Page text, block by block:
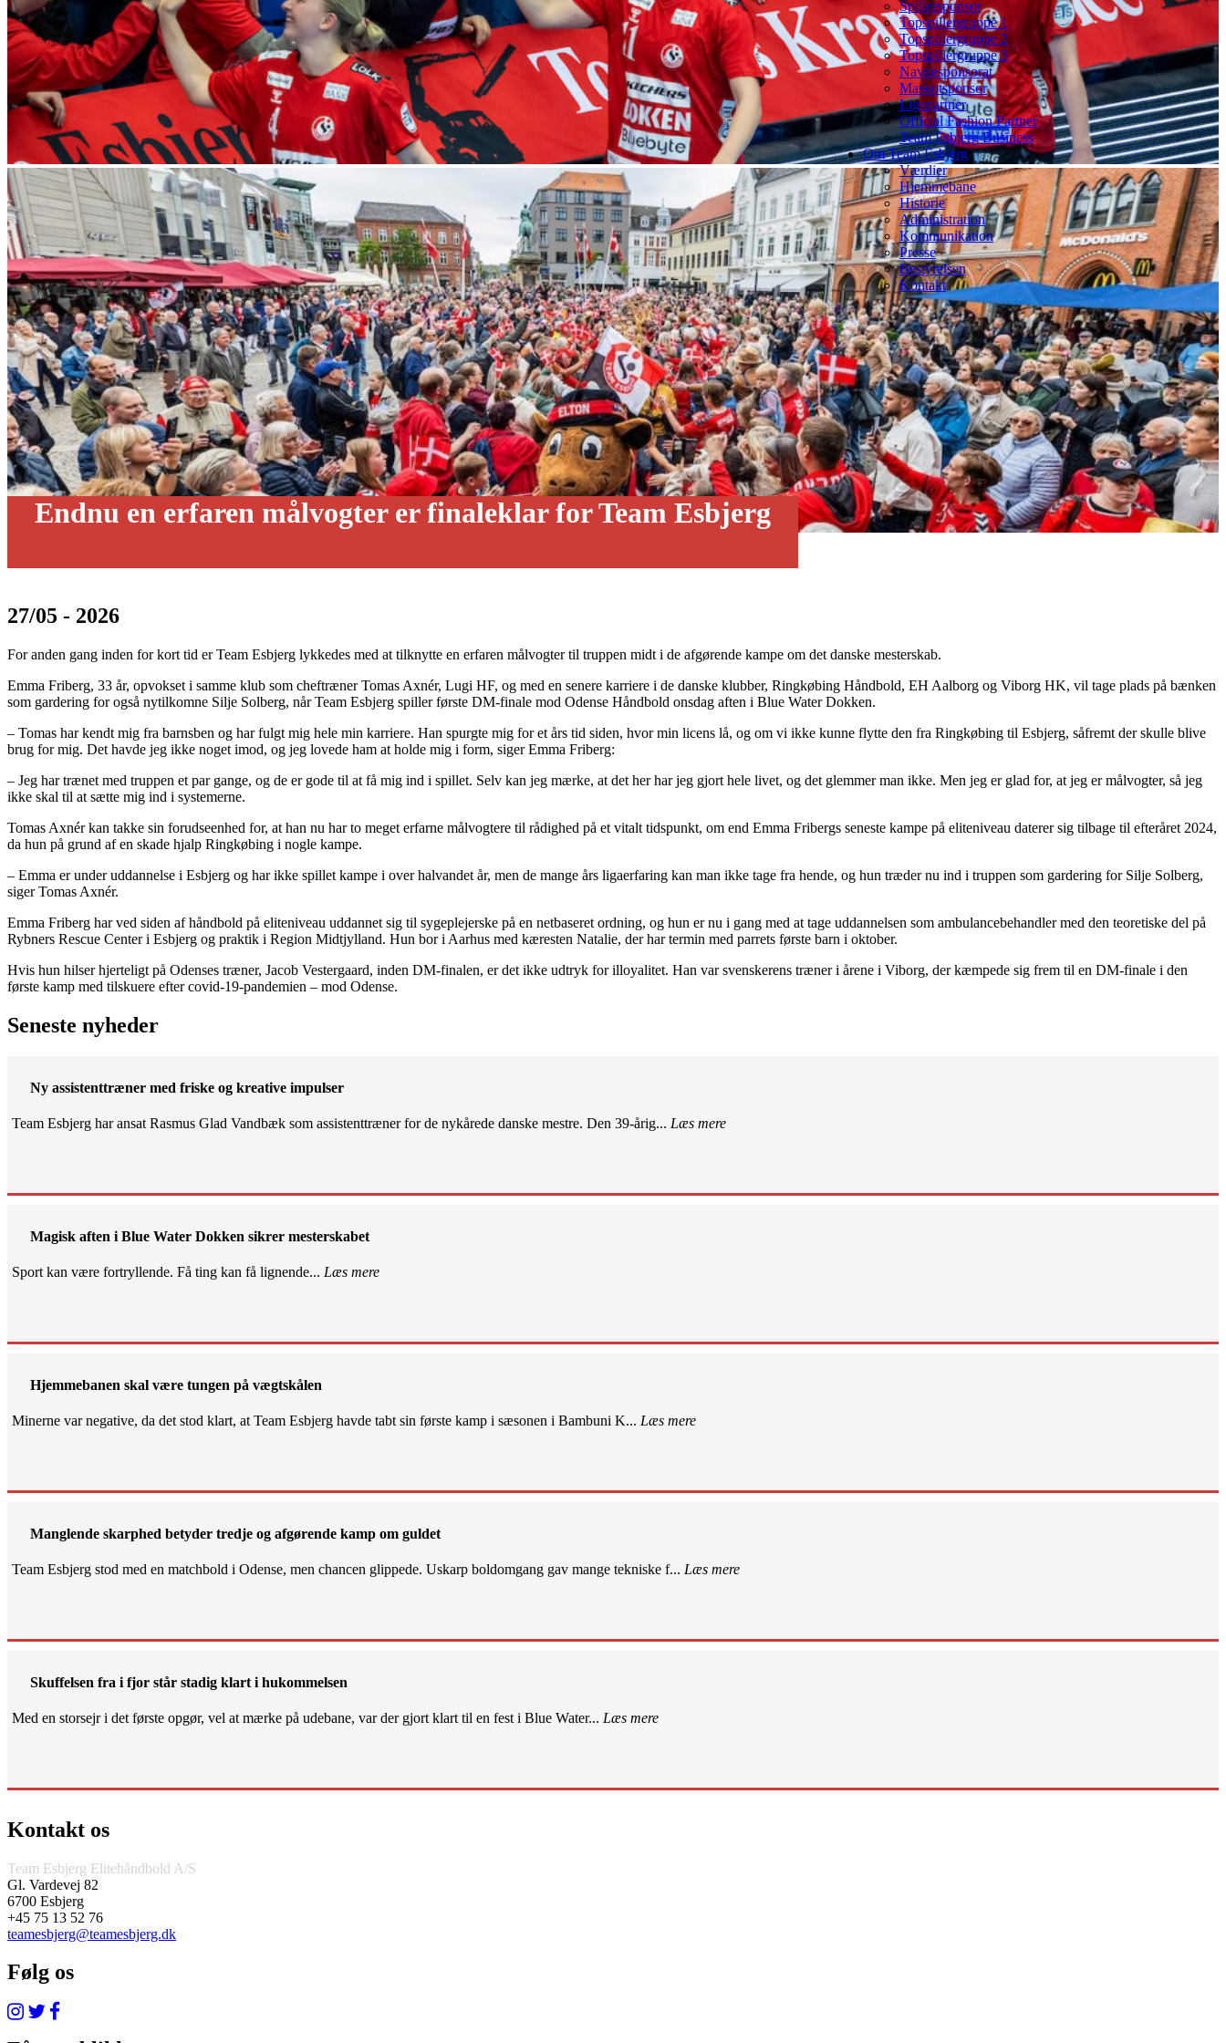
Spillersponsor
Topspillergruppe 1
Topspillergruppe 2
Topspillergruppe 3
Navnesponsorat
Maskotsponsor
Ligapartner
Official Fashion Partner
Team Esbjerg Business
Om Team Esbjerg
Værdier
Hjemmebane
Historie
Administration
Kommunikation
Presse
Bestyrelsen
Kontakt
Endnu en erfaren målvogter er finaleklar for Team Esbjerg
27/05 - 2026
For anden gang inden for kort tid er Team Esbjerg lykkedes med at tilknytte en erfaren målvogter til truppen midt i de afgørende kampe om det danske mesterskab.
Emma Friberg, 33 år, opvokset i samme klub som cheftræner Tomas Axnér, Lugi HF, og med en senere karriere i de danske klubber, Ringkøbing Håndbold, EH Aalborg og Viborg HK, vil tage plads på bænken
som gardering for også nytilkomne Silje Solberg, når Team Esbjerg spiller første DM-finale mod Odense Håndbold onsdag aften i Blue Water Dokken.
– Tomas har kendt mig fra barnsben og har fulgt mig hele min karriere. Han spurgte mig for et års tid siden, hvor min licens lå, og om vi ikke kunne flytte den fra Ringkøbing til Esbjerg, såfremt der skulle blive
brug for mig. Det havde jeg ikke noget imod, og jeg lovede ham at holde mig i form, siger Emma Friberg:
– Jeg har trænet med truppen et par gange, og de er gode til at få mig ind i spillet. Selv kan jeg mærke, at det her har jeg gjort hele livet, og det glemmer man ikke. Men jeg er glad for, at jeg er målvogter, så jeg
ikke skal til at sætte mig ind i systemerne.
Tomas Axnér kan takke sin forudseenhed for, at han nu har to meget erfarne målvogtere til rådighed på et vitalt tidspunkt, om end Emma Fribergs seneste kampe på eliteniveau daterer sig tilbage til efteråret 2024,
da hun på grund af en skade hjalp Ringkøbing i nogle kampe.
– Emma er under uddannelse i Esbjerg og har ikke spillet kampe i over halvandet år, men de mange års ligaerfaring kan man ikke tage fra hende, og hun træder nu ind i truppen som gardering for Silje Solberg,
siger Tomas Axnér.
Emma Friberg har ved siden af håndbold på eliteniveau uddannet sig til sygeplejerske på en netbaseret ordning, og hun er nu i gang med at tage uddannelsen som ambulancebehandler med den teoretiske del på
Rybners Rescue Center i Esbjerg og praktik i Region Midtjylland. Hun bor i Aarhus med kæresten Natalie, der har termin med parrets første barn i oktober.
Hvis hun hilser hjerteligt på Odenses træner, Jacob Vestergaard, inden DM-finalen, er det ikke udtryk for illoyalitet. Han var svenskerens træner i årene i Viborg, der kæmpede sig frem til en DM-finale i den
første kamp med tilskuere efter covid-19-pandemien – mod Odense.
Seneste nyheder
Ny assistenttræner med friske og kreative impulser
Team Esbjerg har ansat Rasmus Glad Vandbæk som assistenttræner for de nykårede danske mestre. Den 39-årig... Læs mere
Magisk aften i Blue Water Dokken sikrer mesterskabet
Sport kan være fortryllende. Få ting kan få lignende... Læs mere
Hjemmebanen skal være tungen på vægtskålen
Minerne var negative, da det stod klart, at Team Esbjerg havde tabt sin første kamp i sæsonen i Bambuni K... Læs mere
Manglende skarphed betyder tredje og afgørende kamp om guldet
Team Esbjerg stod med en matchbold i Odense, men chancen glippede. Uskarp boldomgang gav mange tekniske f... Læs mere
Skuffelsen fra i fjor står stadig klart i hukommelsen
Med en storsejr i det første opgør, vel at mærke på udebane, var der gjort klart til en fest i Blue Water... Læs mere
Kontakt os
Team Esbjerg Elitehåndbold A/S
Gl. Vardevej 82
6700 Esbjerg
+45 75 13 52 76
teamesbjerg@teamesbjerg.dk
Følg os